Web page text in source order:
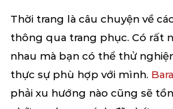
Thời trang là câu chuyện về
thông qua trang phục. Có rất
nhau mà bạn có thể thử
thực sự phù hợp với mình.
phải xu hướng nào cũng sẽ